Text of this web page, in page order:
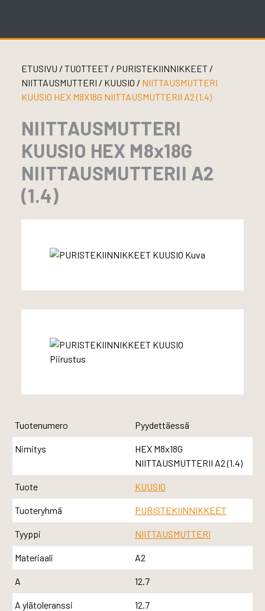
ETUSIVU / TUOTTEET/ PURISTEKIINNIKKEET /
NIITTAUSMUTTERI / KUUSIO / NIITTAUSMUTTERI
KUUSIO HEX M8X18G NIITTAUSMUTTERII A2 (1.4)
NIITTAUSMUTTERI
KUUSIO HEX M8x18G
NIITTAUSMUTTERII A2
(1.4)
Tuotenumero Pyydettäessä
Nimitys
HEX M8x18G
NIITTAUSMUTTERII A2 (1.4)
Tuote KUUSIO
Tuoteryhmä PURISTEKIINNIKKEET
Tyyppi NIITTAUSMUTTERI
Materiaali A2
A 12.7
A ylätoleranssi 12.7